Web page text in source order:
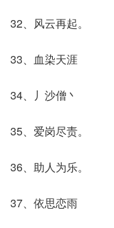
32、风云再起。
33、血染天涯
34、丿沙僧丶
35、爱岗尽责。
36、助人为乐。
37、依思恋雨